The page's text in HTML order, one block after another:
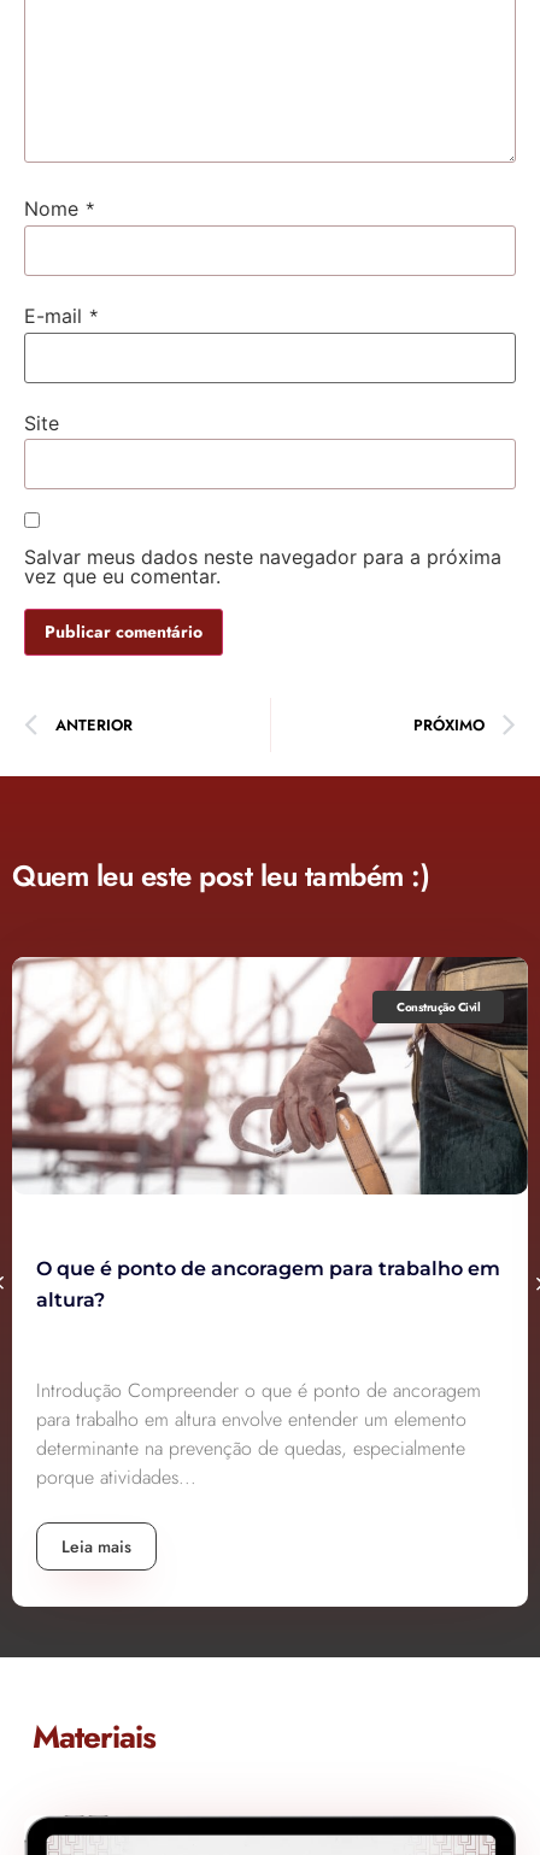
Nome *
E-mail *
Site
Salvar meus dados neste navegador para a próxima
vez que eu comentar.
ANTERIOR PRÓXIMO
Quem leu este post leu também :)
Construção Civil
O que é ponto de ancoragem para trabalho em
altura?
Introdução Compreender o que é ponto de ancoragem
para trabalho em altura envolve entender um elemento
determinante na prevenção de quedas, especialmente
porque atividades...
Leia mais
Materiais